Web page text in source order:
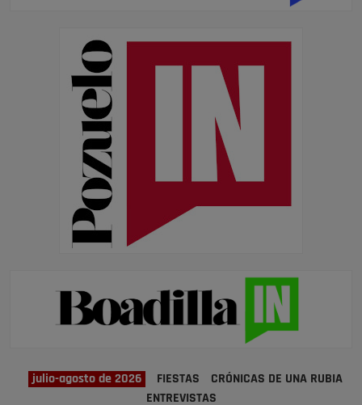
julio-agosto de 2026 FIESTAS
CRÓNICAS DE UNA RUBIA
ENTREVISTAS